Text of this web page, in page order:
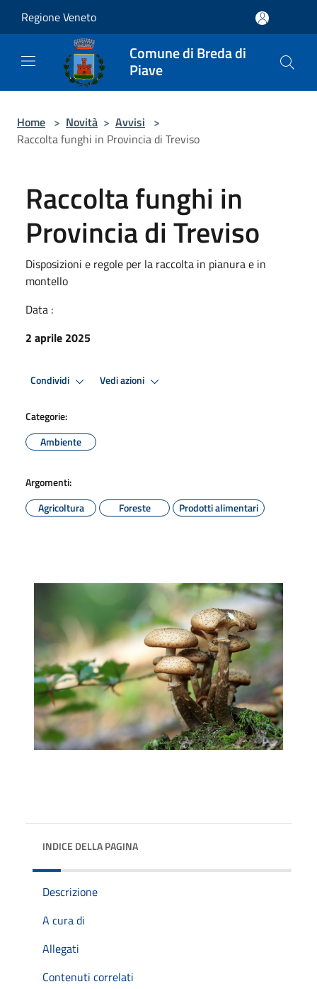
Regione Veneto
Comune di Breda di
Piave
Home > Novità > Avvisi >
Raccolta funghi in Provincia di Treviso
Raccolta funghi in
Provincia di Treviso
Disposizioni e regole per la raccolta in pianura e in
montello
Data :
2 aprile 2025
Condividi Vedi azioni
Categorie:
Ambiente
Argomenti:
Agricoltura
Foreste Prodotti alimentari
INDICE DELLA PAGINA
Descrizione
A cura di
Allegati
Contenuti correlati